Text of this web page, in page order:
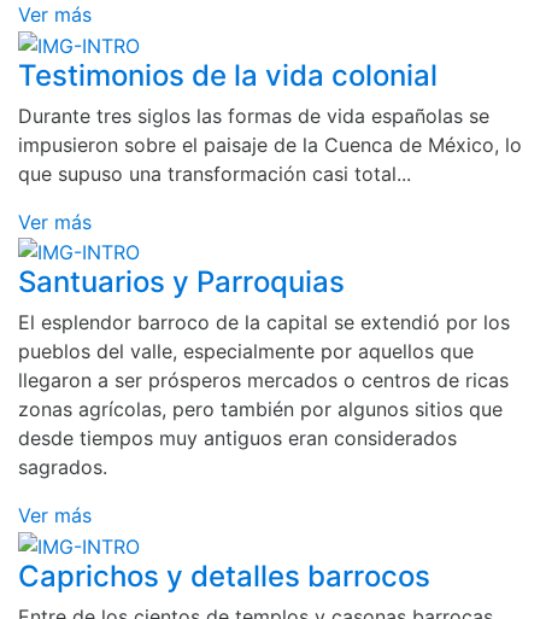
Ver más
Testimonios de la vida colonial
Durante tres siglos las formas de vida españolas se
impusieron sobre el paisaje de la Cuenca de México, lo
que supuso una transformación casi total...
Ver más
Santuarios y Parroquias
El esplendor barroco de la capital se extendió por los
pueblos del valle, especialmente por aquellos que
llegaron a ser prósperos mercados o centros de ricas
zonas agrícolas, pero también por algunos sitios que
desde tiempos muy antiguos eran considerados
sagrados.
Ver más
Caprichos y detalles barrocos